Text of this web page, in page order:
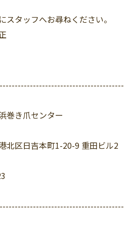
スタッフへお尋ねください。
巻き爪センター
北区日吉本町1-20-9 重田ビル2